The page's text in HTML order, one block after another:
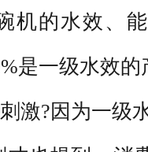
机的水效、
是一级水效
激?因为一级